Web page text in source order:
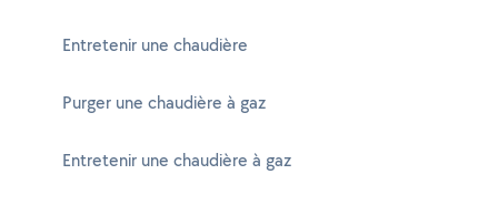
Entretenir une chaudière
Purger une chaudière à gaz
Entretenir une chaudière à gaz